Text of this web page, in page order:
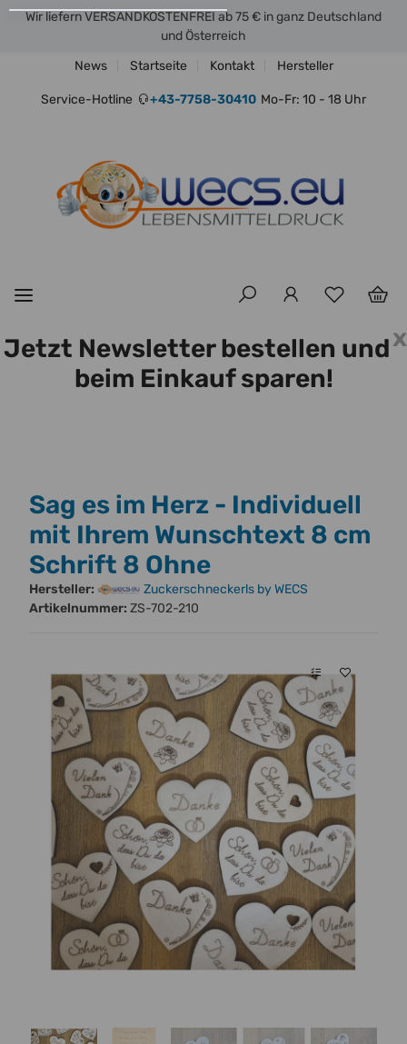
Wir liefern VERSANDKOSTENFREI ab 75 € in ganz Deutschland
und Österreich
News
Startseite Kontakt Hersteller
Service-Hotline +43-7758-30410 Mo-Fr: 10 - 18 Uhr
x
Jetzt Newsletter bestellen und
beim Einkauf sparen!
Sag es im Herz - Individuell
mit Ihrem Wunschtext 8 cm
Schrift 8 Ohne
Hersteller:
Zuckerschneckerls by WECS
Artikelnummer: ZS-702-210